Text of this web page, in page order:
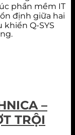
phần mềm IT
định giữa hai
Q-SYS
–
TRỘI